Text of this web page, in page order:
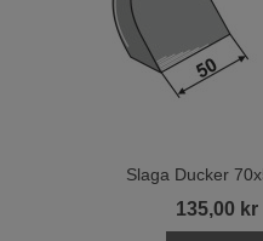
Slaga Ducker
135,00 kr